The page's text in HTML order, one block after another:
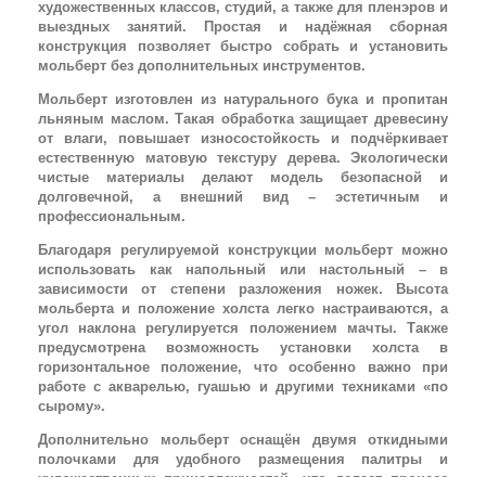
художественных классов, студий, а также для пленэров и
выездных занятий. Простая и надёжная сборная
конструкция позволяет быстро собрать и установить
мольберт без дополнительных инструментов.
Мольберт изготовлен из натурального бука и пропитан
льняным маслом. Такая обработка защищает древесину
от влаги, повышает износостойкость и подчёркивает
естественную матовую текстуру дерева. Экологически
чистые материалы делают модель безопасной и
долговечной, а внешний вид – эстетичным и
профессиональным.
Благодаря регулируемой конструкции мольберт можно
использовать как напольный или настольный – в
зависимости от степени разложения ножек. Высота
мольберта и положение холста легко настраиваются, а
угол наклона регулируется положением мачты. Также
предусмотрена возможность установки холста в
горизонтальное положение, что особенно важно при
работе с акварелью, гуашью и другими техниками «по
сырому».
Дополнительно мольберт оснащён двумя откидными
полочками для удобного размещения палитры и